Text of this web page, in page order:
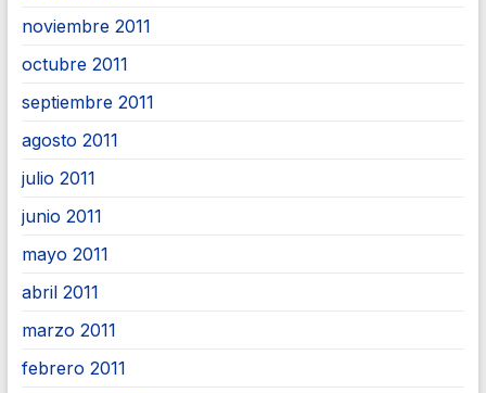
noviembre 2011
octubre 2011
septiembre 2011
agosto 2011
julio 2011
junio 2011
mayo 2011
abril 2011
marzo 2011
febrero 2011